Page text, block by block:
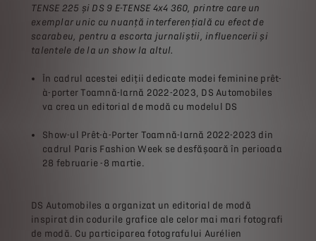
TENSE 225 și DS 9 E-TENSE 4x4 360, printre care un
exemplar unic cu nuanță interferențială cu efect de
scarabeu, pentru a escorta jurnaliștii, influencerii și
talentele de la un show la altul.
În cadrul acestei ediții dedicate modei feminine prêt-
à-porter Toamnă-Iarnă 2022-2023, DS Automobiles
va crea un editorial de modă cu modelul DS
Show-ul Prêt-à-Porter Toamnă-Iarnă 2022-2023 din
cadrul Paris Fashion Week se desfășoară în perioada
28 februarie -8 martie.
DS Automobiles a organizat un editorial de modă
inspirat din codurile grafice ale celor mai mari fotografi
de modă. Cu participarea fotografului Aurélien